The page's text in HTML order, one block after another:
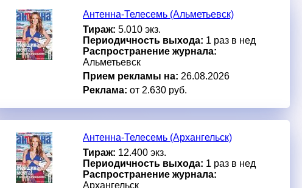
Антенна-Телесемь (Альметьевск)
Тираж: 5.010 экз.
Периодичность выхода: 1 раз в нед
Распространение журнала:
Альметьевск
Прием рекламы на: 26.08.2026
Реклама: от 2.630 руб.
Антенна-Телесемь (Архангельск)
Тираж: 12.400 экз.
Периодичность выхода: 1 раз в нед
Распространение журнала:
Архангельск